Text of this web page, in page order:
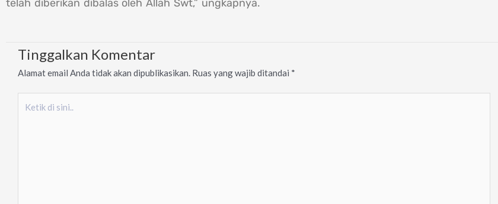
telah diberikan dibalas oleh Allah Swt,” ungkapnya.
Tinggalkan Komentar
Alamat email Anda tidak akan dipublikasikan. Ruas yang wajib ditandai *